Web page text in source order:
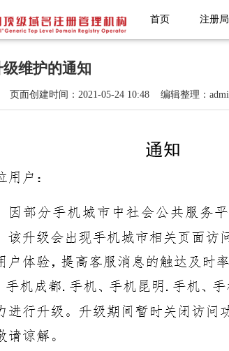
首页 注册
维护的通知
页面创建时间：2021-05-24 10:48 编辑整理：